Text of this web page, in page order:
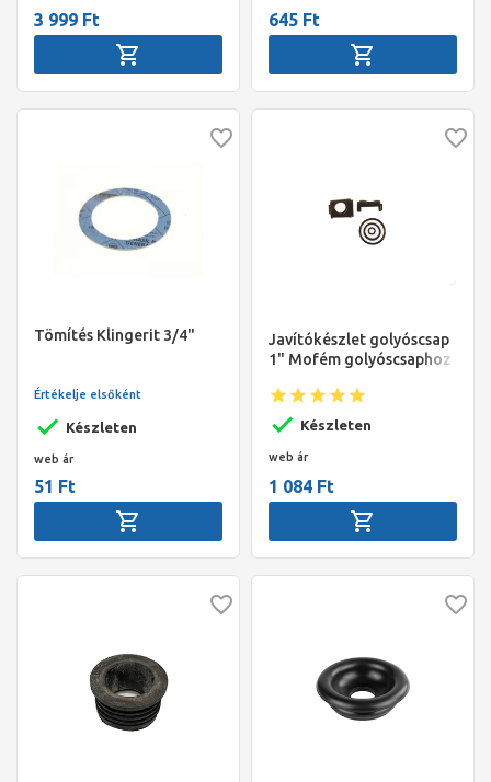
3 999 Ft 645 Ft
Tömítés Klingerit 3/4"
Készleten
Értékelje elsőként
web ár
51 Ft
Javítókészlet golyóscsap
1" Mofém golyóscsaphoz
Készleten
web ár
1 084 Ft